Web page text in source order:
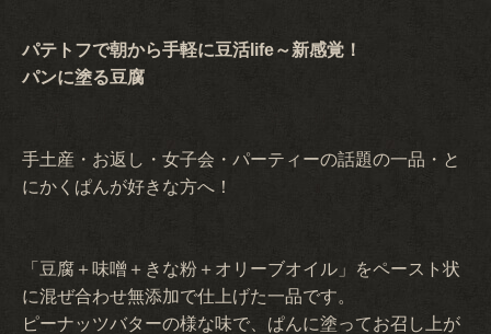
パテトフで朝から手軽に豆活life～新感覚！
パンに塗る豆腐
手土産・お返し・女子会・パーティーの話題の一品・と
にかくぱんが好きな方へ！
「豆腐＋味噌＋きな粉＋オリーブオイル」をペースト状
に混ぜ合わせ無添加で仕上げた一品です。
ピーナッツバターの様な味で、ぱんに塗ってお召し上が